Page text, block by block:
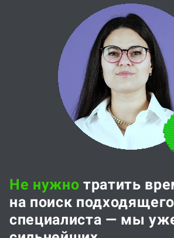
Не нужно тратить
на поиск подходящего
специалиста — мы